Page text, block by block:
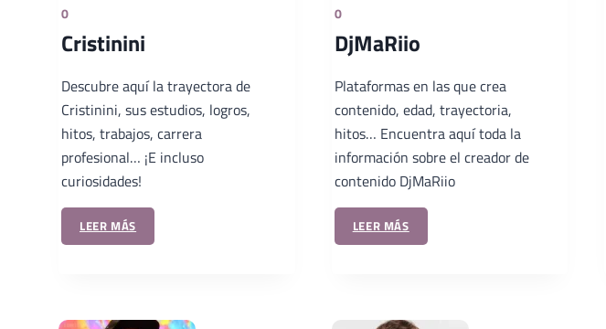
0
Cristinini
Descubre aquí la trayectora de
Cristinini, sus estudios, logros,
hitos, trabajos, carrera
profesional… ¡E incluso
curiosidades!
LEER MÁS
0
DjMaRiio
Plataformas en las que crea
contenido, edad, trayectoria,
hitos… Encuentra aquí toda la
información sobre el creador de
contenido DjMaRiio
LEER MÁS